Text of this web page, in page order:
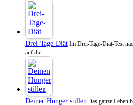
Drei-Tage-Diät Im Drei-Tage-Diät-Test
auf die…
Deinen Hunger stillen Das ganze Leben